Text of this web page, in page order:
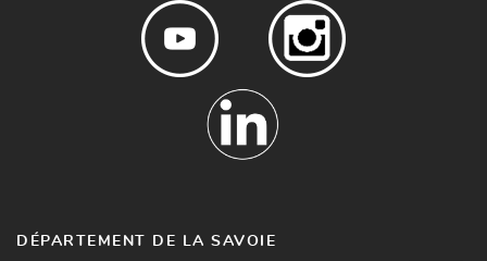
DÉPARTEMENT DE LA SAVOIE